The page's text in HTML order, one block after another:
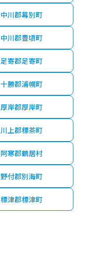
中川郡幕別町
中川郡豊頃町
足寄郡足寄町
十勝郡浦幌町
厚岸郡厚岸町
川上郡標茶町
阿寒郡鶴居村
野付郡別海町
標津郡標津町